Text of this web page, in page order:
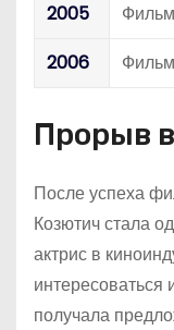
2005
2006
Прорыв
После успеха
Козютич стала
актрис в
получала